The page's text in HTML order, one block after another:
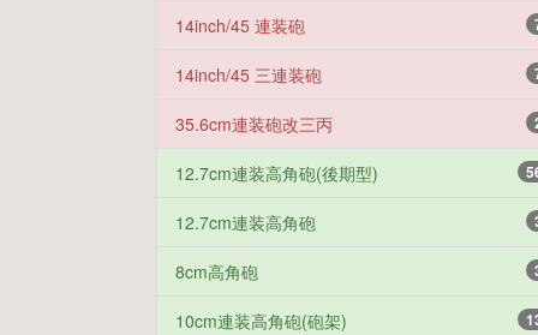
14inch/45 連装砲
14inch/45 三連装砲
35.6cm連装砲改三丙
12.7cm連装高角砲(後期型)
12.7cm連装高角砲
8cm高角砲
10cm連装高角砲(砲架)